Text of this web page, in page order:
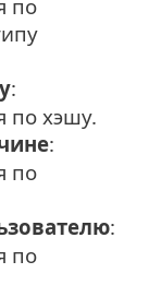
по
:
по хэшу.
:
по
:
по